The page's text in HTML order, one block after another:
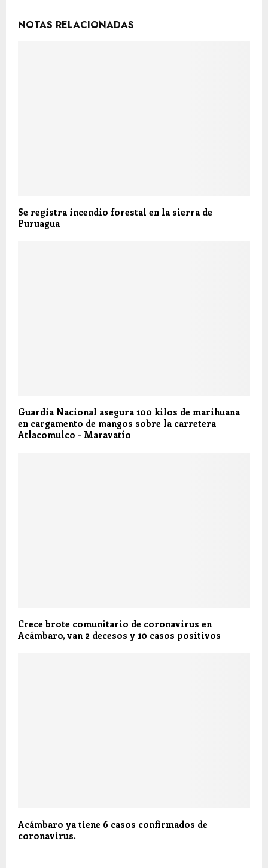
NOTAS RELACIONADAS
Se registra incendio forestal en la sierra de
Puruagua
Guardia Nacional asegura 100 kilos de marihuana
en cargamento de mangos sobre la carretera
Atlacomulco – Maravatío
Crece brote comunitario de coronavirus en
Acámbaro, van 2 decesos y 10 casos positivos
Acámbaro ya tiene 6 casos confirmados de
coronavirus.